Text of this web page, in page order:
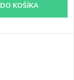
DO KOŠÍKA